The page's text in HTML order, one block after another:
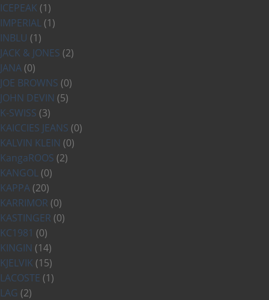
ICEPEAK (1)
IMPERIAL (1)
INBLU (1)
JACK & JONES (2)
JANA (0)
JOE BROWNS (0)
JOHN DEVIN (5)
K-SWISS (3)
KAICCIES JEANS (0)
KALVIN KLEIN (0)
KangaROOS (2)
KANGOL (0)
KAPPA (20)
KARRIMOR (0)
KASTINGER (0)
KC1981 (0)
KINGIN (14)
KJELVIK (15)
LACOSTE (1)
LAG (2)